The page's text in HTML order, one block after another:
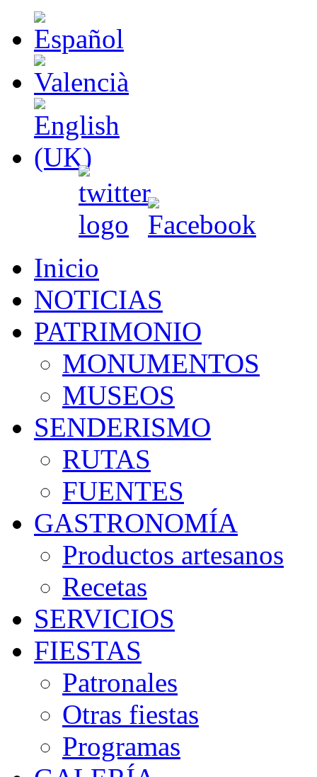
Inicio
NOTICIAS
PATRIMONIO
MONUMENTOS
MUSEOS
SENDERISMO
RUTAS
FUENTES
GASTRONOMÍA
Productos artesanos
Recetas
SERVICIOS
FIESTAS
Patronales
Otras fiestas
Programas